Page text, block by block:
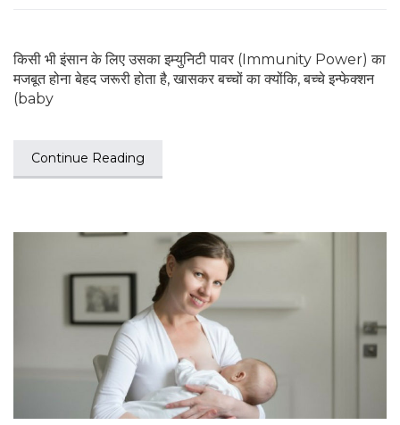
किसी भी इंसान के लिए उसका इम्युनिटी पावर (Immunity Power) का
मजबूत होना बेहद जरूरी होता है, खासकर बच्चों का क्योंकि, बच्चे इन्फेक्शन
(baby
Continue Reading